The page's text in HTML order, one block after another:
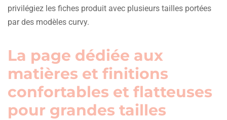
privilégiez les fiches produit avec plusieurs tailles portées
par des modèles curvy.
La page dédiée aux
matières et finitions
confortables et flatteuses
pour grandes tailles